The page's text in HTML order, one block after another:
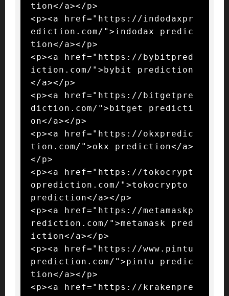
tion</a></p>
<p><a href="https://indodaxpr
ediction.com/">indodax predic
tion</a></p>
<p><a href="https://bybitpred
iction.com/">bybit prediction
</a></p>
<p><a href="https://bitgetpre
diction.com/">bitget predicti
on</a></p>
<p><a href="https://okxpredic
tion.com/">okx prediction</a>
</p>
<p><a href="https://tokocrypt
oprediction.com/">tokocrypto
prediction</a></p>
<p><a href="https://metamaskp
rediction.com/">metamask pred
iction</a></p>
<p><a href="https://www.pintu
prediction.com/">pintu predic
tion</a></p>
<p><a href="https://krakenpre